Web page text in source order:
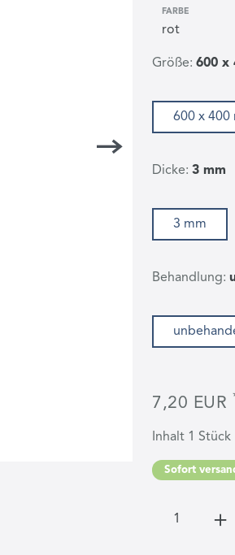
FARBE
Größe: 600 x
600 x 400
Dicke: 3 mm
3 mm
Behandlung:
7,20 EUR
Inhalt 1 Stück
Sofort